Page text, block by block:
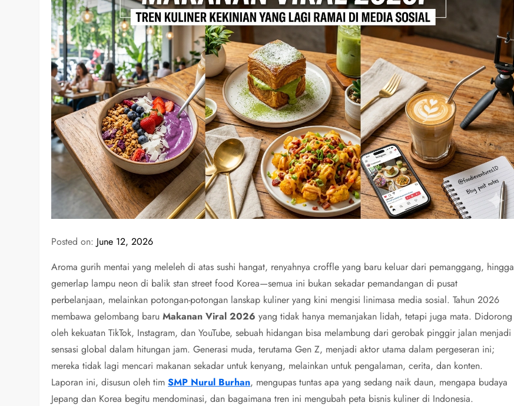
Posted on: June 12, 2026
Aroma gurih mentai yang meleleh di atas sushi hangat, renyahnya croffle yang baru keluar dari pemanggang, hingga
gemerlap lampu neon di balik stan street food Korea—semua ini bukan sekadar pemandangan di pusat
perbelanjaan, melainkan potongan-potongan lanskap kuliner yang kini mengisi linimasa media sosial. Tahun 2026
membawa gelombang baruMakanan Viral 2026 yang tidak hanya memanjakan lidah, tetapi juga mata. Didorong
oleh kekuatan TikTok, Instagram, dan YouTube, sebuah hidangan bisa melambung dari gerobak pinggir jalan menjadi
sensasi global dalam hitungan jam. Generasi muda, terutama Gen Z, menjadi aktor utama dalam pergeseran ini;
mereka tidak lagi mencari makanan sekadar untuk kenyang, melainkan untuk pengalaman, cerita, dan konten.
Laporan ini, disusun oleh timSMP Nurul Burhan, mengupas tuntas apa yang sedang naik daun, mengapa budaya
Jepang dan Korea begitu mendominasi, dan bagaimana tren ini mengubah peta bisnis kuliner di Indonesia.